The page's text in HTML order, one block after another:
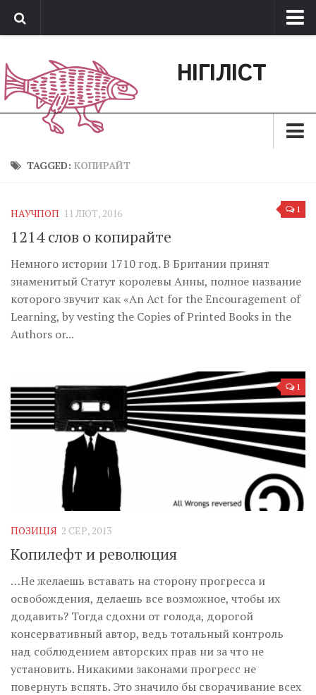
Обратная связь
Поддержать сайт
НІГІЛІСТ
Зараз
Позиція
Дії
Belles lettres
Музика революції
Візуальне
Головне
Цитати
Inter/antinational
TAGGED: КОПИРАЙТ
1
НАУЧПОП 11 ЛЮТ, 2016
1214 слов о копирайте
Немного истории 1710 год. В Британии принят
знаменитый Статут королевы Анны, полное название
которого звучит как «An Act for the Encouragement of
Learning, by vesting the Copies of Printed Books in the
Authors or...
1
ПОЗИЦІЯ 2 СЕР, 2013
Копилефт и революция
…Не желаешь вставать на сторону прогресса и
освобождения, делаешь все возможное, чтобы их
додавить? Тогда сдохни от голода, дорогой
консервативный автор, ведь тотальный контроль
над соблюдением авторских прав ни за что не
установить. Никакими законами прогресс не
повернуть вспять. Это значило бы сворачивание всех